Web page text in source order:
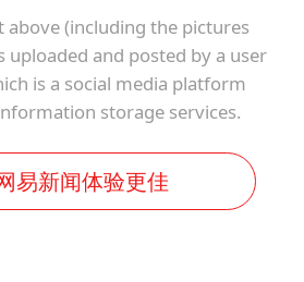
above (including the pictures
uploaded and posted by a user
is a social media platform
storage services.
易新闻体验更佳